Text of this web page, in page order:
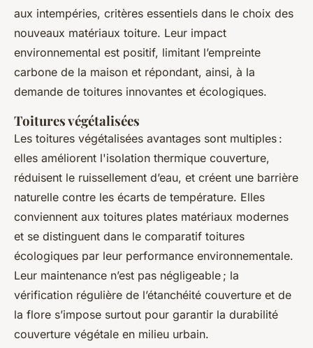
aux intempéries, critères essentiels dans le choix des
nouveaux matériaux toiture. Leur impact
environnemental est positif, limitant l’empreinte
carbone de la maison et répondant, ainsi, à la
demande de toitures innovantes et écologiques.
Toitures végétalisées
Les toitures végétalisées avantages sont multiples :
elles améliorent l'isolation thermique couverture,
réduisent le ruissellement d’eau, et créent une barrière
naturelle contre les écarts de température. Elles
conviennent aux toitures plates matériaux modernes
et se distinguent dans le comparatif toitures
écologiques par leur performance environnementale.
Leur maintenance n’est pas négligeable ; la
vérification régulière de l’étanchéité couverture et de
la flore s’impose surtout pour garantir la durabilité
couverture végétale en milieu urbain.